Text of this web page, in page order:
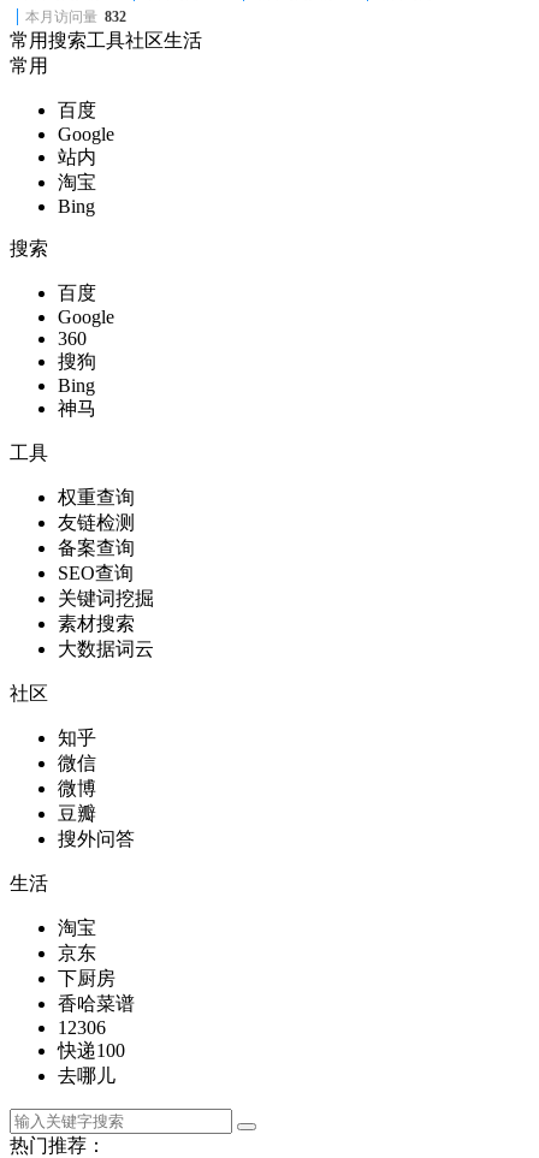
本月访问量 832
常用搜索工具社区生活
常用
百度
Google
站内
淘宝
Bing
搜索
百度
Google
360
搜狗
Bing
神马
工具
权重查询
友链检测
备案查询
SEO查询
关键词挖掘
素材搜索
大数据词云
社区
知乎
微信
微博
豆瓣
搜外问答
生活
淘宝
京东
下厨房
香哈菜谱
12306
快递100
去哪儿
热门推荐：